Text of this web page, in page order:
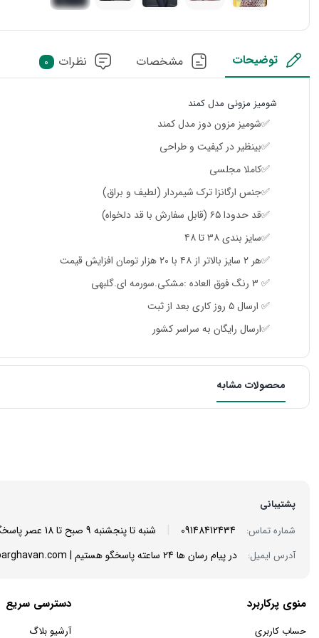
توضیحات مشخصات نظرات 0
شومیز مزونی مدل کمند
✅شومیز مزون دوز مدل کمند
✅بینظیر در کیفیت و طراحی
✅کاملا مجلسی
✅جنس ارگانزا ترک شیمردار (لطیف و براق)
✅قد حدودا ۶۵ (قابل سفارش با قد دلخواه)
✅سایز بندی ۳۸ تا ۴۸
✅هر ۲ سایز بالاتر از ۴۸ با ۲۰ هزار تومان افزایش قیمت
✅ 3 رنگ فوق العاده :مشکی.سورمه ای.گلبهی
✅ ارسال ۵ روز کاری بعد از ثبت
✅ارسال رایگان به سراسر کشور
محصولات مشابه
پشتیبانی
شماره تماس:
09148412434 شنبه تا پنجشنبه 9 صبح تا 18 عصر پاسخگوی شما هستیم
آدرس ایمیل: در پیام رسان ها 24 ساعته پاسخگو هستیم | info@mantoarghavan.com
منوی پرکاربرد
حساب کاربری
دسترسی سریع
آرشیو بلاگ